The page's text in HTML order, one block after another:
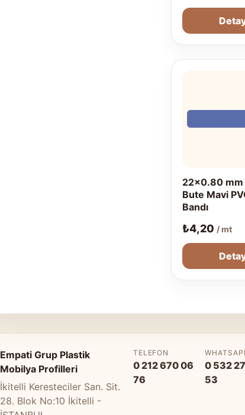
22x0.80 mm
Bute Mavi
Bandı
₺4,20 / mt
Empati Grup Plastik
Mobilya Profilleri
İkitelli Keresteciler San. Sit.
28. Blok No:10 İkitelli -
TELEFON
0 212 670 06
76
0 532
53